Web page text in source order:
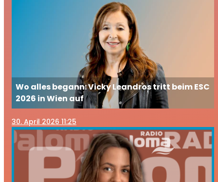
Wo alles begann: Vicky Leandros tritt beim ESC
2026 in Wien auf
30. April 2026 11:25